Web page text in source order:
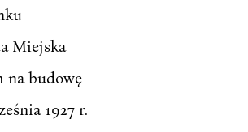
Miejska
na budowę
1927 r.